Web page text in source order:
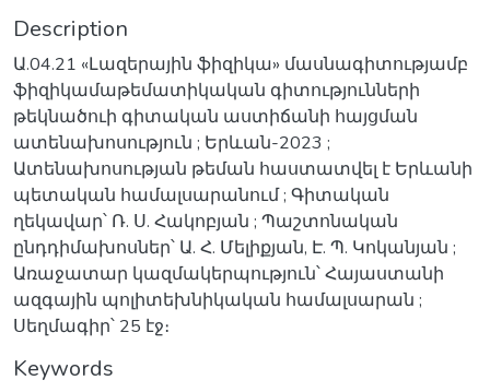
Description
Ա.04.21 «Լազերային ֆիզիկա» մասնագիտությամբ
ֆիզիկամաթեմատիկական գիտությունների
թեկնածուի գիտական աստիճանի հայցման
ատենախոսություն ; Երևան-2023 ;
Ատենախոսության թեման հաստատվել է Երևանի
պետական համալսարանում ; Գիտական
ղեկավար՝ Ռ. Ս. Հակոբյան ; Պաշտոնական
ընդդիմախոսներ՝ Ա. Հ. Մելիքյան, Է. Պ. Կոկանյան ;
Առաջատար կազմակերպություն՝ Հայաստանի
ազգային պոլիտեխնիկական համալսարան ;
Սեղմագիր՝ 25 էջ։
Keywords